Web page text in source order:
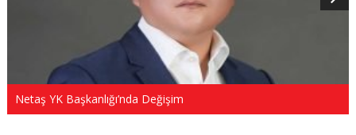
Netaş YK Başkanlığı’nda Değişim